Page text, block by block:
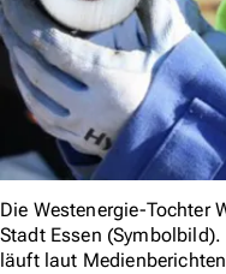
Die Westenergie-Tochter
Stadt Essen
läuft laut